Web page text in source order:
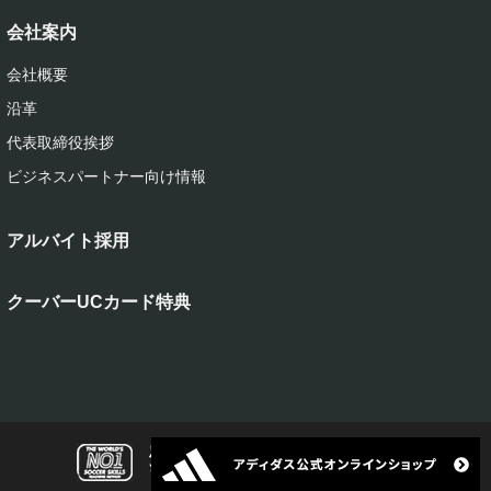
会社案内
会社概要
沿革
代表取締役挨拶
ビジネスパートナー向け情報
アルバイト採用
クーバーUCカード特典